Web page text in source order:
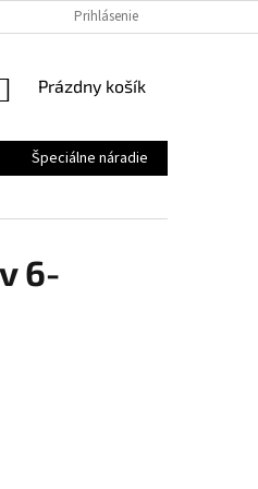
Prihlásenie
NÁKUPNÝ
Prázdny košík
Špeciálne náradie
6-